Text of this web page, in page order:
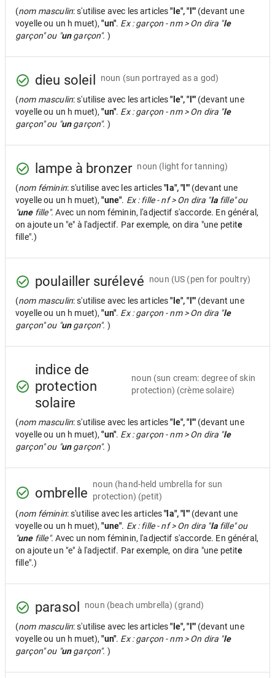
(nom masculin: s'utilise avec les articles"le", "l'" (devant une
voyelle ou un h muet),"un". Ex : garçon - nm > On dira "le
garçon" ou "ungarçon". )
dieu soleil noun (sun portrayed as a god)
(nom masculin: s'utilise avec les articles"le", "l'" (devant une
voyelle ou un h muet),"un". Ex : garçon - nm > On dira "le
garçon" ou "ungarçon". )
lampe à bronzer noun (light for tanning)
(nom féminin: s'utilise avec les articles"la", "l'" (devant une
voyelle ou un h muet),"une". Ex : fille - nf > On dira "lafille" ou
"unefille". Avec un nom féminin, l'adjectif s'accorde. En général,
on ajoute un "e" à l'adjectif. Par exemple, on dira "une petite
fille".)
poulailler surélevé noun (US (pen for poultry)
(nom masculin: s'utilise avec les articles"le", "l'" (devant une
voyelle ou un h muet),"un". Ex : garçon - nm > On dira "le
garçon" ou "ungarçon". )
indice de
protection
solaire
noun (sun cream: degree of skin
protection) (crème solaire)
(nom masculin: s'utilise avec les articles"le", "l'" (devant une
voyelle ou un h muet),"un". Ex : garçon - nm > On dira "le
garçon" ou "ungarçon". )
ombrelle
noun (hand-held umbrella for sun
protection) (petit)
(nom féminin: s'utilise avec les articles"la", "l'" (devant une
voyelle ou un h muet),"une". Ex : fille - nf > On dira "lafille" ou
"unefille". Avec un nom féminin, l'adjectif s'accorde. En général,
on ajoute un "e" à l'adjectif. Par exemple, on dira "une petite
fille".)
parasol noun (beach umbrella) (grand)
(nom masculin: s'utilise avec les articles"le", "l'" (devant une
voyelle ou un h muet),"un". Ex : garçon - nm > On dira "le
garçon" ou "ungarçon". )